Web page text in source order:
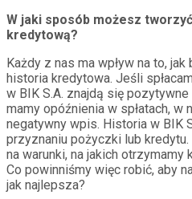
W jaki sposób możesz
kredytową?
Każdy z nas ma wpływ na to,
historia kredytowa. Jeśli
w BIK S.A. znajdą się
mamy opóźnienia w spłatach,
negatywny wpis. Historia w BIK
przyznaniu pożyczki lub
na warunki, na jakich otrzymamy
Co powinniśmy więc robić, aby
jak najlepsza?